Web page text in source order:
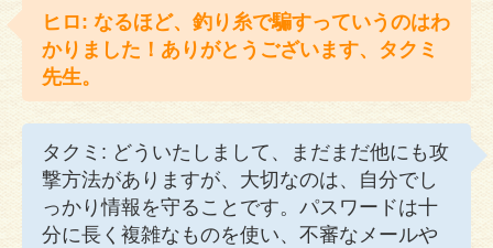
ヒロ: なるほど、釣り糸で騙すっていうのはわ
かりました！ありがとうございます、タクミ
先生。
タクミ: どういたしまして、まだまだ他にも攻
撃方法がありますが、大切なのは、自分でし
っかり情報を守ることです。パスワードは十
分に長く複雑なものを使い、不審なメールや